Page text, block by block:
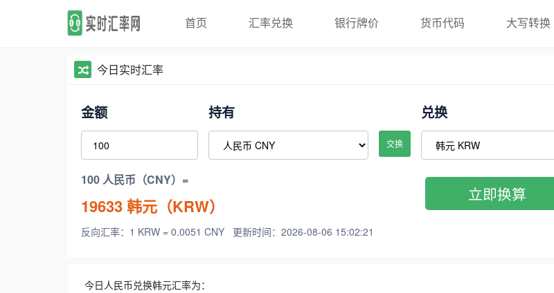
首页 汇率兑换 银行牌价 货币代码 大写转换
今日实时汇率
金额 持有
交换
兑换
100 人民币（CNY）=
19633韩元（KRW）
反向汇率：1 KRW = 0.0051 CNY 更新时间：2026-08-06 15:02:21
立即换算
今日人民币兑换韩元汇率为：